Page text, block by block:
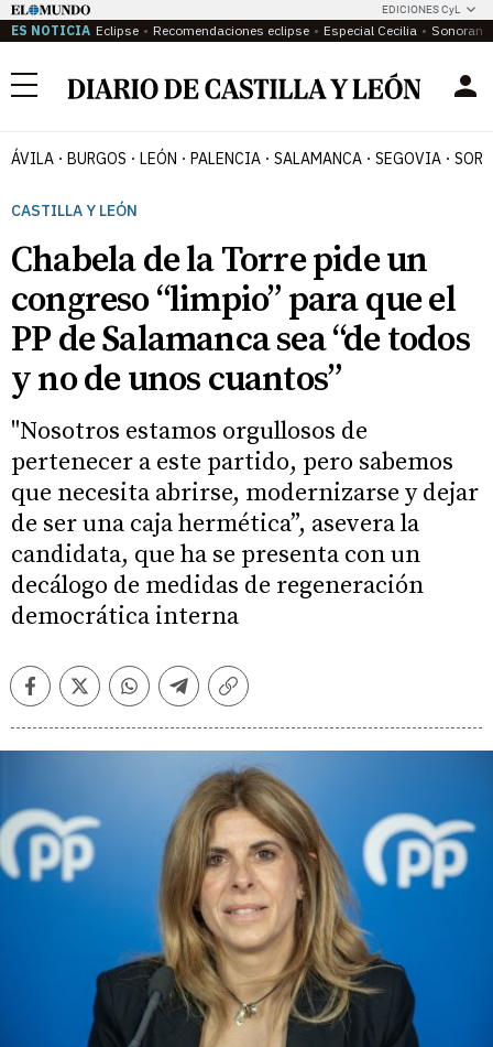
EDICIONES CyL
ES NOTICIA Eclipse Recomendaciones eclipse Especial Cecilia
Menú
ÁVILA BURGOS LEÓN PALENCIA SALAMANCA SEGOVIA
CASTILLA Y LEÓN
Chabela de la Torre pide un
congreso “limpio” para que el
PP de Salamanca sea “de todos
y no de unos cuantos”
"Nosotros estamos orgullosos de
pertenecer a este partido, pero sabemos
que necesita abrirse, modernizarse y dejar
de ser una caja hermética”, asevera la
candidata, que ha se presenta con un
decálogo de medidas de regeneración
democrática interna
FacebookTwitterWhatsappTelegramCopiar